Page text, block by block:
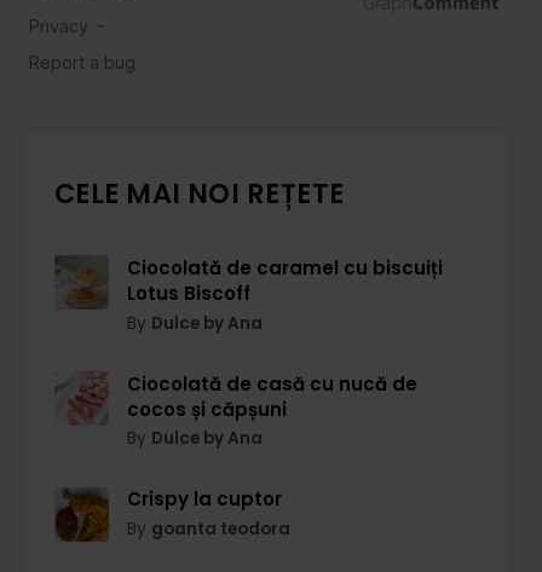
CELE MAI NOI REȚETE
Ciocolată de caramel cu biscuiți
Lotus Biscoff
By Dulce by Ana
Ciocolată de casă cu nucă de
cocos și căpșuni
By Dulce by Ana
Crispy la cuptor
By goanta teodora